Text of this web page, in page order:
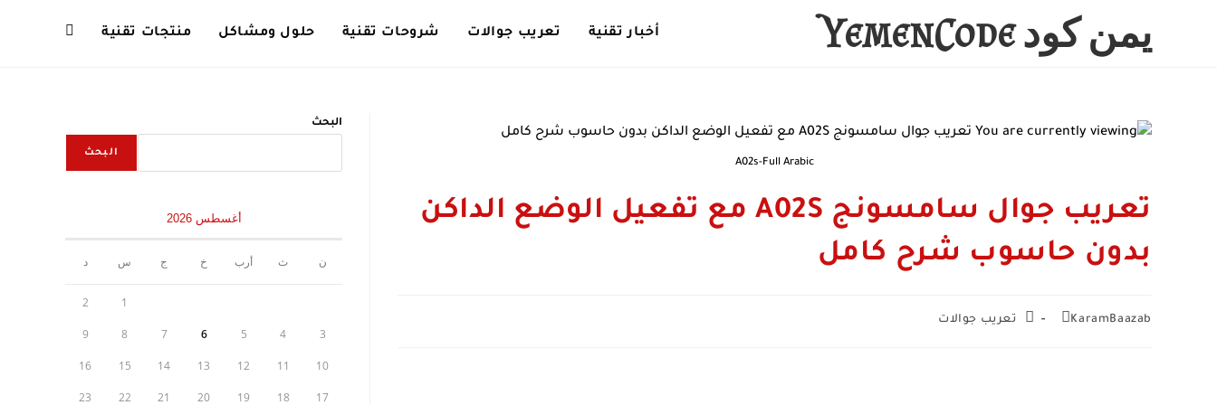
يمن كود YemenCode أخبار تقنية تعريب جوالات شروحات تقنية حلول ومشاكل منتجات تقنية Toggle
A02s-Full Arabic
تعريب جوال سامسونج A02S مع تفعيل الوضع الداكن
بدون حاسوب شرح كامل
Post
KaramBaazab
Post
تعريب جوالات
البحث
البحث
أغسطس 2026
ن ث أرب خ ج س د
1
2
3
4
5
6
7
8
9
10
11
12
13
14
15
16
17
18
19
20
21
22
23